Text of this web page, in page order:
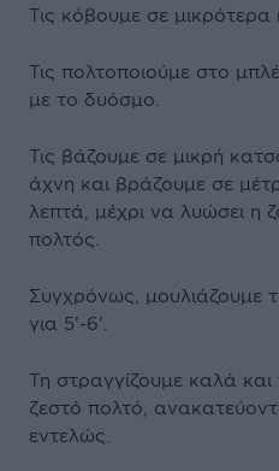
Τις κόβουμε σε μικρότερα
Τις πολτοποιούμε στο
με το δυόσμο.
Τις βάζουμε σε μικρή
άχνη και βράζουμε σε
λεπτά, μέχρι να λυώσει η
πολτός.
Συγχρόνως, μουλιάζουμε
για 5'-6'.
Τη στραγγίζουμε καλά
ζεστό πολτό,
εντελώς.